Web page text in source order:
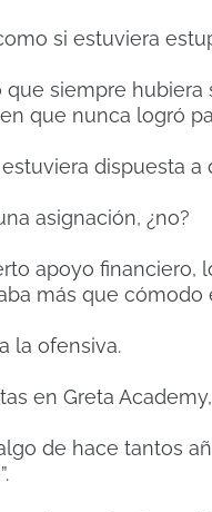
si estuviera
siempre
que nunca logró
dispuesta a
asignación, ¿no?
apoyo financiero,
más que
la ofensiva.
en Greta
de hace tantos